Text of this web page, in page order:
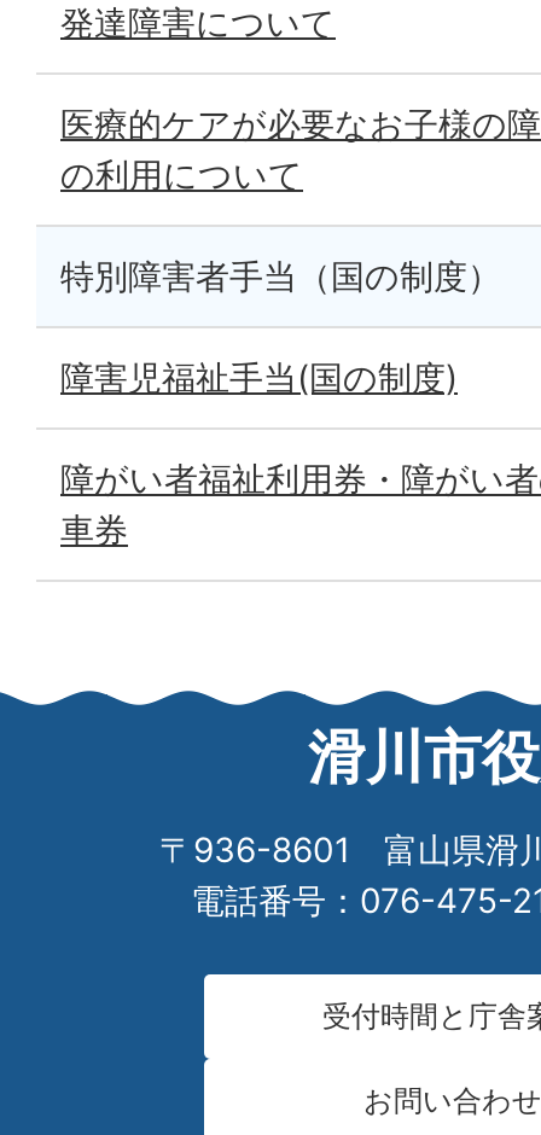
発達障害について
医療的ケアが必要なお子様の
の利用について
特別障害者手当（国の制度）
障害児福祉手当(国の制度)
障がい者福祉利用券・障がい
車券
滑川市
〒936-8601 富山県滑
電話番号：076-475-
受付時間と庁舎
お問い合わせ